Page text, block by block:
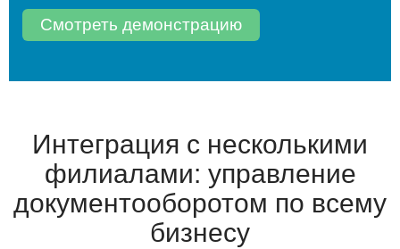
Смотреть демонстрацию
Интеграция с несколькими
филиалами: управление
документооборотом по всему
бизнесу